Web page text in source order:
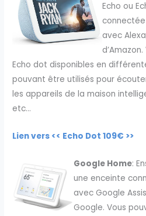
Echo ou
avec
Echo dot disponibles en
pouvant être utilisés pour
les appareils de la maison
etc…
Lien vers << Echo Dot 109€ >>
Google Home:
une enceinte
avec Google
Google. Vous